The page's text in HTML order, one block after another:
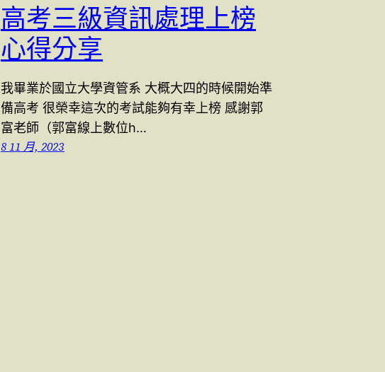
高考三級資訊處理上榜
心得分享
我畢業於國立大學資管系 大概大四的時候開始準
備高考 很榮幸這次的考試能夠有幸上榜 感謝郭
富老師（郭富線上數位h…
8 11 月, 2023